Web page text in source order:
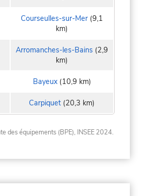
Courseulles-sur-Mer (9,1
km)
Arromanches-les-Bains (2,9
km)
Bayeux(10,9 km)
Carpiquet (20,3 km)
des équipements (BPE), INSEE 2024.